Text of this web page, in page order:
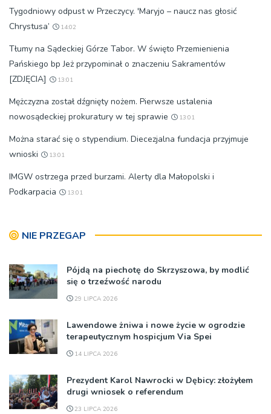
Tygodniowy odpust w Przeczycy. 'Maryjo – naucz nas głosić
Chrystusa’
14:02
Tłumy na Sądeckiej Górze Tabor. W święto Przemienienia
Pańskiego bp Jeż przypominał o znaczeniu Sakramentów
[ZDJĘCIA]
13:01
Mężczyzna został dźgnięty nożem. Pierwsze ustalenia
nowosądeckiej prokuratury w tej sprawie
13:01
Można starać się o stypendium. Diecezjalna fundacja przyjmuje
wnioski
13:01
IMGW ostrzega przed burzami. Alerty dla Małopolski i
Podkarpacia
13:01
NIE PRZEGAP
Pójdą na piechotę do Skrzyszowa, by modlić
się o trzeźwość narodu
29 LIPCA 2026
Lawendowe żniwa i nowe życie w ogrodzie
terapeutycznym hospicjum Via Spei
14 LIPCA 2026
Prezydent Karol Nawrocki w Dębicy: złożyłem
drugi wniosek o referendum
23 LIPCA 2026